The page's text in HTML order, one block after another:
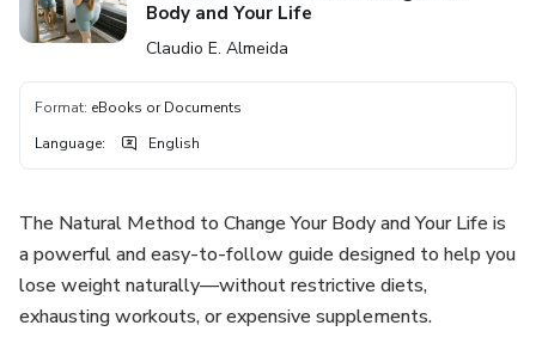
Body and Your Life
Claudio E. Almeida
Format: eBooks or Documents
Language: English
The Natural Method to Change Your Body and Your Life is
a powerful and easy-to-follow guide designed to help you
lose weight naturally—without restrictive diets,
exhausting workouts, or expensive supplements.